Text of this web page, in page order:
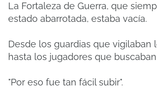
La Fortaleza de Guerra, que
estado abarrotada, estaba vacía.
Desde los guardias que vigilaban
hasta los jugadores que
"Por eso fue tan fácil subir".